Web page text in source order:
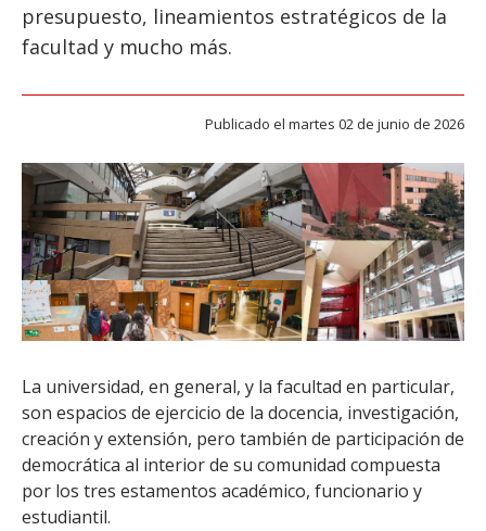
presupuesto, lineamientos estratégicos de la
facultad y mucho más.
Publicado el martes 02 de junio de 2026
La universidad, en general, y la facultad en particular,
son espacios de ejercicio de la docencia, investigación,
creación y extensión, pero también de participación de
democrática al interior de su comunidad compuesta
por los tres estamentos académico, funcionario y
estudiantil.